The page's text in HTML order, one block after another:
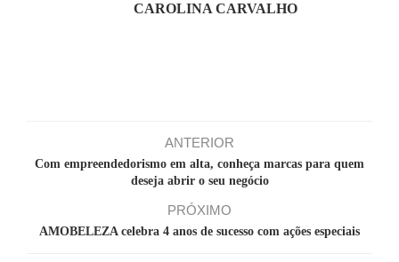
CAROLINA CARVALHO
ANTERIOR
Com empreendedorismo em alta, conheça marcas para quem
deseja abrir o seu negócio
PRÓXIMO
AMOBELEZA celebra 4 anos de sucesso com ações especiais